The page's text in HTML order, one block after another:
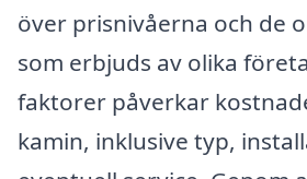
över prisnivåerna och de
som erbjuds av olika
faktorer påverkar
kamin, inklusive typ,